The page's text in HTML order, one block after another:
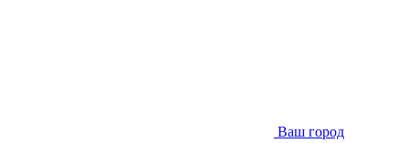
Ваш город